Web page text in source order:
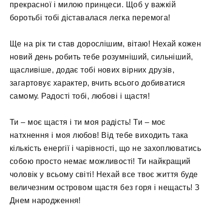
прекрасної і милою принцеси. Щоб у важкій
боротьбі тобі діставалася легка перемога!
Ще на рік ти став дорослішим, вітаю! Нехай кожен
новий день робить тебе розумніший, сильніший,
щасливіше, додає тобі нових вірних друзів,
загартовує характер, вчить всього добиватися
самому. Радості тобі, любові і щастя!
Ти – моє щастя і ти моя радість! Ти – моє
натхнення і моя любов! Від тебе виходить така
кількість енергії і чарівності, що не захоплюватись
собою просто немає можливості! Ти найкращий
чоловік у всьому світі! Нехай все твоє життя буде
величезним островом щастя без горя і нещасть! З
Днем народження!